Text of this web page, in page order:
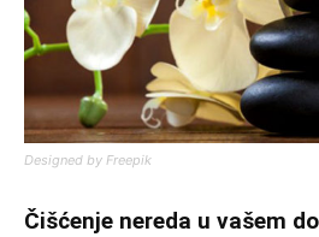
Designed by Freepik
Čišćenje nereda u vašem